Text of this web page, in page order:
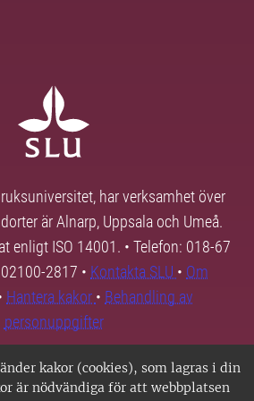
kakor (cookies), som lagras i din
är nödvändiga för att webbplatsen
har verksamhet över
är Alnarp, Uppsala och Umeå.
enligt ISO 14001. • Telefon: 018-67
2817 • Kontakta SLU • Om
Hantera kakor • Behandling av
personuppgifter